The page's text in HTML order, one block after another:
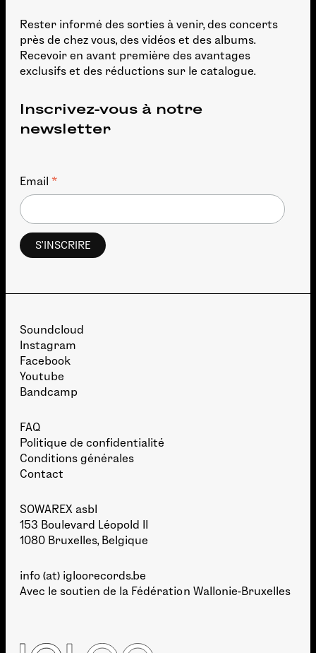
Rester informé des sorties à venir, des concerts
près de chez vous, des vidéos et des albums.
Recevoir en avant première des avantages
exclusifs et des réductions sur le catalogue.
Inscrivez-vous à notre
newsletter
Email *
Soundcloud
Instagram
Facebook
Youtube
Bandcamp
FAQ
Politique de confidentialité
Conditions générales
Contact
SOWAREX asbl
153 Boulevard Léopold II
1080 Bruxelles, Belgique
info (at) igloorecords.be
Avec le soutien de la Fédération Wallonie-Bruxelles